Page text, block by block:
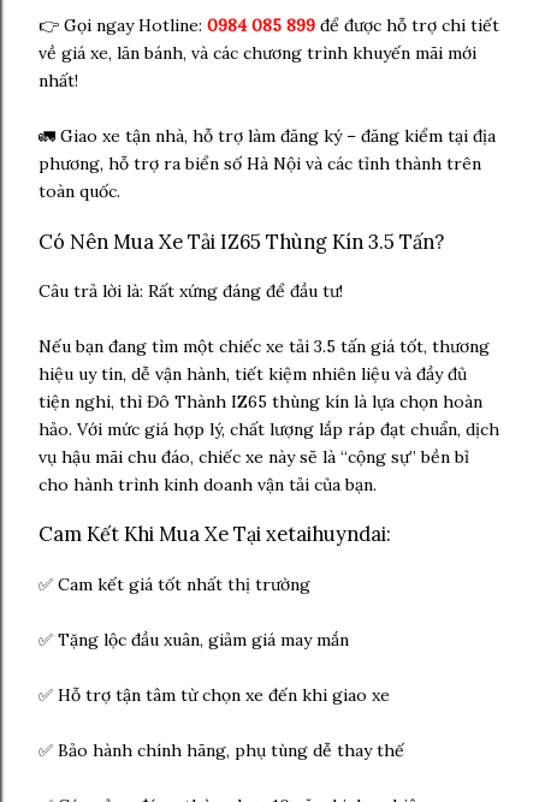
👉 Gọi ngay Hotline: 0984 085 899 để được hỗ trợ chi tiết
về giá xe, lăn bánh, và các chương trình khuyến mãi mới
nhất!
🚛 Giao xe tận nhà, hỗ trợ làm đăng ký – đăng kiểm tại địa
phương, hỗ trợ ra biển số Hà Nội và các tỉnh thành trên
toàn quốc.
Có Nên Mua Xe Tải IZ65 Thùng Kín 3.5 Tấn?
Câu trả lời là: Rất xứng đáng để đầu tư!
Nếu bạn đang tìm một chiếc xe tải 3.5 tấn giá tốt, thương
hiệu uy tín, dễ vận hành, tiết kiệm nhiên liệu và đầy đủ
tiện nghi, thì Đô Thành IZ65 thùng kín là lựa chọn hoàn
hảo. Với mức giá hợp lý, chất lượng lắp ráp đạt chuẩn, dịch
vụ hậu mãi chu đáo, chiếc xe này sẽ là “cộng sự” bền bỉ
cho hành trình kinh doanh vận tải của bạn.
Cam Kết Khi Mua Xe Tại xetaihuyndai:
✅ Cam kết giá tốt nhất thị trường
✅ Tặng lộc đầu xuân, giảm giá may mắn
✅ Hỗ trợ tận tâm từ chọn xe đến khi giao xe
✅ Bảo hành chính hãng, phụ tùng dễ thay thế